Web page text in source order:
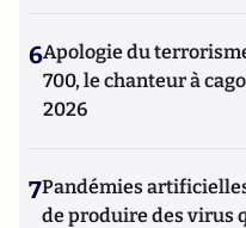
6Apologie du
700, le chanteur à
2026
7Pandémies
de produire des virus